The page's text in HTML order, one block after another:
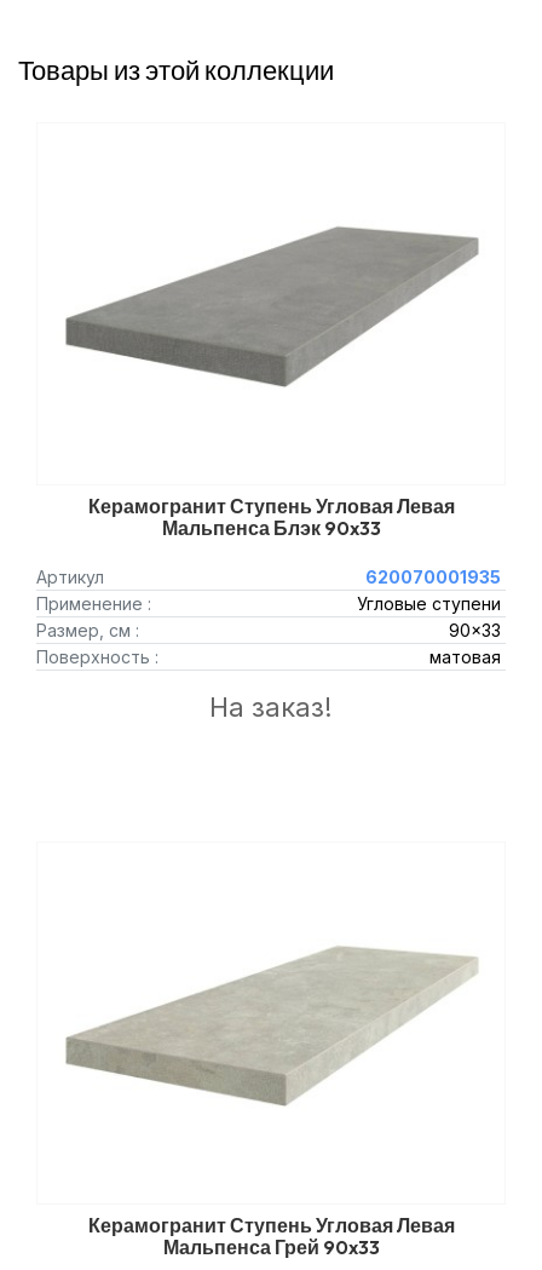
Товары из этой коллекции
Керамогранит Ступень Угловая Левая
Мальпенса Блэк 90x33
Артикул
620070001935
Применение :
Угловые ступени
Размер, см :
90x33
Поверхность :
матовая
На заказ!
Керамогранит Ступень Угловая Левая
Мальпенса Грей 90x33